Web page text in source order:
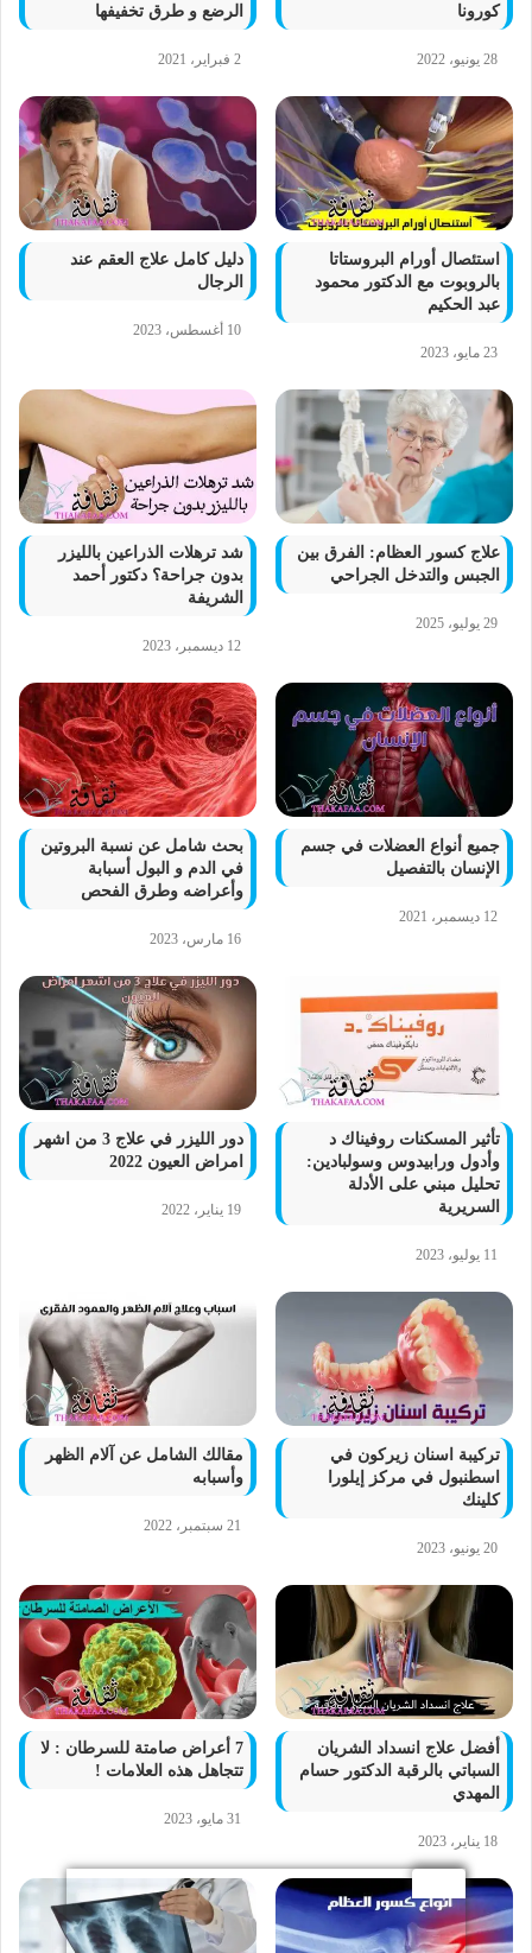
كورونا
28 يونيو، 2022
الرضع و طرق تخفيفها
2 فبراير، 2021
استئصال أورام البروستاتا
بالروبوت مع الدكتور محمود
عبد الحكيم
23 مايو، 2023
دليل كامل علاج العقم عند
الرجال
10 أغسطس، 2023
علاج كسور العظام: الفرق بين
الجبس والتدخل الجراحي
29 يوليو، 2025
شد ترهلات الذراعين بالليزر
بدون جراحة؟ دكتور أحمد
الشريفة
12 ديسمبر، 2023
جميع أنواع العضلات في جسم
الإنسان بالتفصيل
12 ديسمبر، 2021
بحث شامل عن نسبة البروتين
في الدم و البول أسبابة
وأعراضه وطرق الفحص
16 مارس، 2023
تأثير المسكنات روفيناك د
وأدول ورابيدوس وسولبادين:
تحليل مبني على الأدلة
السريرية
11 يوليو، 2023
دور الليزر في علاج 3 من اشهر
امراض العيون 2022
19 يناير، 2022
تركيبة اسنان زيركون في
اسطنبول في مركز إيلورا
كلينك
20 يونيو، 2023
مقالك الشامل عن آلام الظهر
وأسبابه
21 سبتمبر، 2022
أفضل علاج انسداد الشريان
السباتي بالرقبة الدكتور حسام
المهدي
18 يناير، 2023
7 أعراض صامتة للسرطان : لا
تتجاهل هذه العلامات !
31 مايو، 2023